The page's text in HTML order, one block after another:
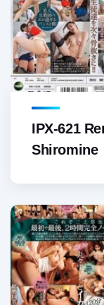
IPX-621
Shiromine